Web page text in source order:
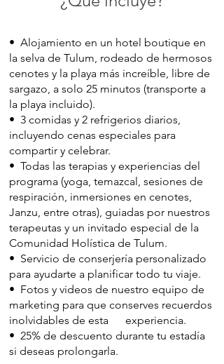
• Alojamiento en un hotel boutique en
la selva de Tulum, rodeado de hermosos
cenotes y la playa más increíble, libre de
sargazo, a solo 25 minutos (transporte a
la playa incluido).
• 3 comidas y 2 refrigerios diarios,
incluyendo cenas especiales para
compartir y celebrar.
• Todas las terapias y experiencias del
programa (yoga, temazcal, sesiones de
respiración, inmersiones en cenotes,
Janzu, entre otras), guiadas por nuestros
terapeutas y un invitado especial de la
Comunidad Holística de Tulum.
• Servicio de conserjería personalizado
para ayudarte a planificar todo tu viaje.
• Fotos y videos de nuestro equipo de
marketing para que conserves recuerdos
inolvidables de esta experiencia.
• 25% de descuento durante tu estadía
si deseas prolongarla.